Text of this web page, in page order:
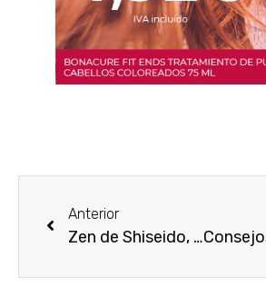
Anterior
Zen de Shiseido, un perfume abierto a miles de posibilidades